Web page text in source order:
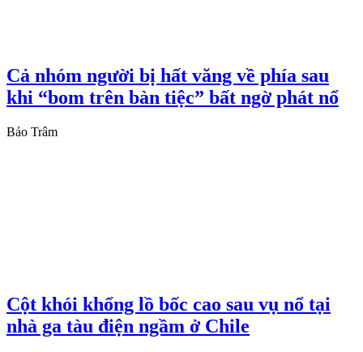
Cả nhóm người bị hất văng về phía sau
khi “bom trên bàn tiệc” bất ngờ phát nổ
Bảo Trâm
Cột khói khổng lồ bốc cao sau vụ nổ tại
nhà ga tàu điện ngầm ở Chile